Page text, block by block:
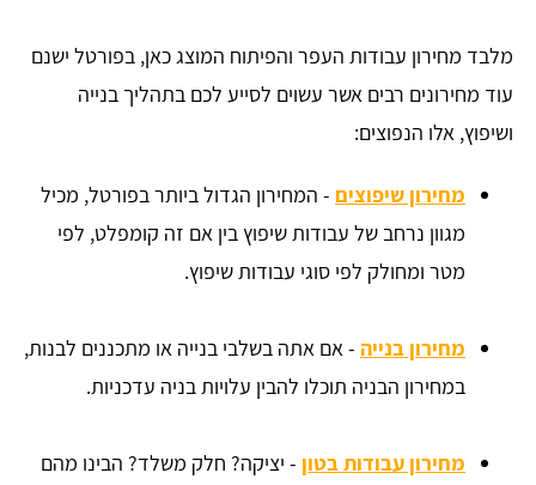
מלבד מחירון עבודות העפר והפיתוח המוצג כאן, בפורטל ישנם
עוד מחירונים רבים אשר עשוים לסייע לכם בתהליך בנייה
ושיפוץ, אלו הנפוצים:
מחירון שיפוצים - המחירון הגדול ביותר בפורטל, מכיל
מגוון נרחב של עבודות שיפוץ בין אם זה קומפלט, לפי
מטר ומחולק לפי סוגי עבודות שיפוץ.
מחירון בנייה - אם אתה בשלבי בנייה או מתכננים לבנות,
במחירון הבניה תוכלו להבין עלויות בניה עדכניות.
מחירון עבודות בטון - יציקה? חלק משלד? הבינו מהם